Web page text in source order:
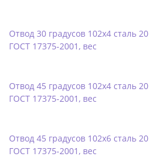
Отвод 30 градусов 102х4 сталь 20
ГОСТ 17375-2001, вес
Отвод 45 градусов 102х4 сталь 20
ГОСТ 17375-2001, вес
Отвод 45 градусов 102х6 сталь 20
ГОСТ 17375-2001, вес